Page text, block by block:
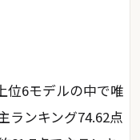
位6モデルの中で唯
ランキング74.62点